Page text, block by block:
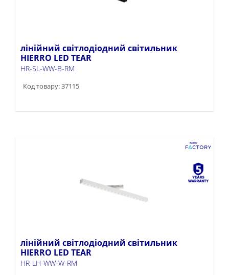
лінійний світлодіодний світильник
HIERRO LED TEAR
HR-SL-WW-B-RM
Код товару: 37115
лінійний світлодіодний світильник
HIERRO LED TEAR
HR-LH-WW-W-RM